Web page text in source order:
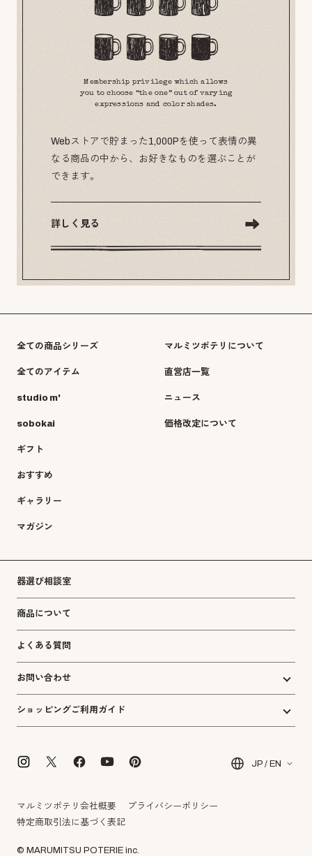
Membership privilege which allows
you to choose “the one” out of varying
expressions and color shades.
Webストアで貯まった1,000Pを使って表情の異
なる商品の中から、お好きなものを選ぶことが
できます。
詳しく見る
全ての商品シリーズ
全てのアイテム
studio m'
sobokai
ギフト
おすすめ
ギャラリー
マガジン
マルミツポテリについて
直営店一覧
ニュース
価格改定について
器選び相談室
商品について
よくある質問
お問い合わせ
ショッピングご利用ガイド
JP / EN
マルミツポテリ会社概要
プライバシーポリシー
特定商取引法に基づく表記
© MARUMITSU POTERIE inc.